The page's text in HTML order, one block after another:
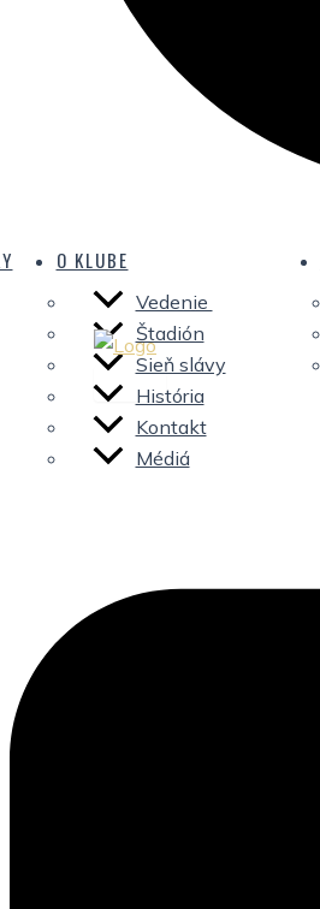
O KLUBE
Vedenie
Štadión
Sieň slávy
História
Kontakt
Médiá